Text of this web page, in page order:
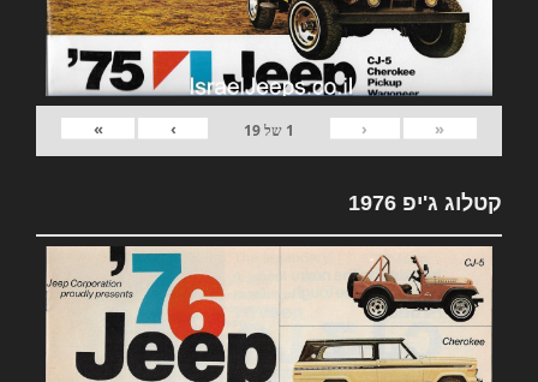
«
‹
1 של19
›
»
קטלוג ג'יפ 1976